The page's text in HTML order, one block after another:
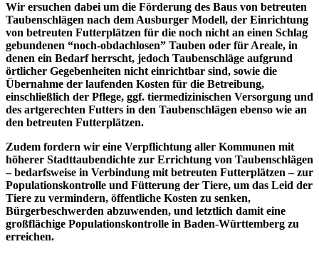
Wir ersuchen dabei um die Förderung des Baus von betreuten
Taubenschlägen nach dem Ausburger Modell, der Einrichtung
von betreuten Futterplätzen für die noch nicht an einen Schlag
gebundenen “noch-obdachlosen” Tauben oder für Areale, in
denen ein Bedarf herrscht, jedoch Taubenschläge aufgrund
örtlicher Gegebenheiten nicht einrichtbar sind, sowie die
Übernahme der laufenden Kosten für die Betreibung,
einschließlich der Pflege, ggf. tiermedizinischen Versorgung und
des artgerechten Futters in den Taubenschlägen ebenso wie an
den betreuten Futterplätzen.
Zudem fordern wir eine Verpflichtung aller Kommunen mit
höherer Stadttaubendichte zur Errichtung von Taubenschlägen
– bedarfsweise in Verbindung mit betreuten Futterplätzen – zur
Populationskontrolle und Fütterung der Tiere, um das Leid der
Tiere zu vermindern, öffentliche Kosten zu senken,
Bürgerbeschwerden abzuwenden, und letztlich damit eine
großflächige Populationskontrolle in Baden-Württemberg zu
erreichen.